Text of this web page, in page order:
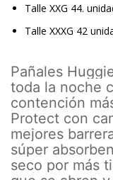
Talle XXG 44.
Talle XXXG 42
Pañales
toda la noche
contención
Protect con
mejores
súper
seco por más